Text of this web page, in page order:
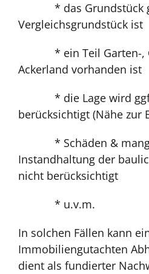
* das Grundstück
Vergleichsgrundstück ist
* ein Teil Garten-,
Ackerland vorhanden ist
* die Lage wird ggf.
berücksichtigt (Nähe zur
* Schäden &
Instandhaltung der
nicht berücksichtigt
* u.v.m.
In solchen Fällen kann
Immobiliengutachten
dient als fundierter